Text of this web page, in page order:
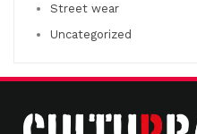
Street wear
Uncategorized